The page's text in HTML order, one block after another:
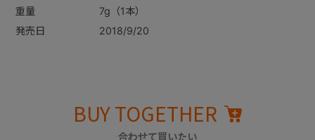
重量
7g（1本）
発売日
2018/9/20
BUY TOGETHER
合わせて買いたい